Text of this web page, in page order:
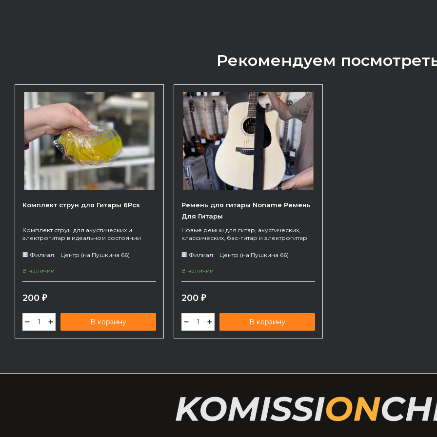
Рекомендуем
Комплект струн для Гитары 6Pcs
Комплект струн для акустических и
электрогитар в идеальном состоянии
(новый).
🏢 Филиал:
Центр (на Пушкина 66)
В наличии
200 ₽
В корзину
Ремень для гитары Noname Ремень
Для Гитары
Новые ремни для гитар, акустических,
классических, бас-гитар и электрогитар
🏢 Филиал: Центр (на Пушкина 66)
В наличии
200 ₽
В корзину